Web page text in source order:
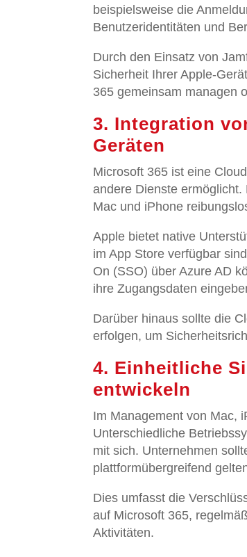
beispielsweise die
Benutzeridentitäten und
Durch den Einsatz von
Sicherheit Ihrer Apple-
365 gemeinsam managen
3. Integration
Geräten
Microsoft 365 ist eine
andere Dienste
Mac und iPhone
Apple bietet native
im App Store verfügbar
On (SSO) über Azure AD
ihre Zugangsdaten
Darüber hinaus sollte die
erfolgen, um
4. Einheitliche
entwickeln
Im Management von Mac,
Unterschiedliche
mit sich. Unternehmen
plattformübergreifend
Dies umfasst die
auf Microsoft 365,
Aktivitäten.